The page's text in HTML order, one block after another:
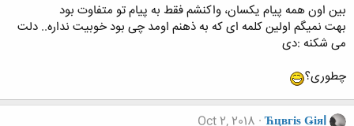
بین اون همه پیام یکسان، واکنشم فقط به پیام تو متفاوت بود
بهت نمیگم اولین کلمه ای که به ذهنم اومد چی بود خوبیت نداره.. دلت
می شکنه :دی
چطوری؟
Ћцвгіѕ Ǥіяl
Oct 2, 2018